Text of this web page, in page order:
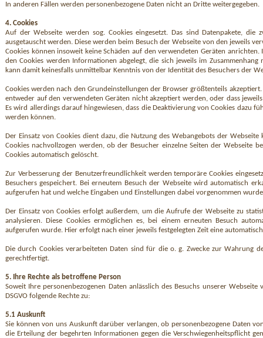
In anderen Fällen werden personenbezogene Daten nicht an Dritte weitergegeben.
4. Cookies
Auf der Webseite werden sog. Cookies eingesetzt. Das sind Datenpakete,
ausgetauscht werden. Diese werden beim Besuch der Webseite von den jeweils
Cookies können insoweit keine Schäden auf den verwendeten Geräten
den Cookies werden Informationen abgelegt, die sich jeweils im
kann damit keinesfalls unmittelbar Kenntnis von der Identität des Besuchers der
Cookies werden nach den Grundeinstellungen der Browser größtenteils
entweder auf den verwendeten Geräten nicht akzeptiert werden, oder dass
Es wird allerdings darauf hingewiesen, dass die Deaktivierung von Cookies dazu
werden können.
Der Einsatz von Cookies dient dazu, die Nutzung des Webangebots der
Cookies nachvollzogen werden, ob der Besucher einzelne Seiten der Webseite
Cookies automatisch gelöscht.
Zur Verbesserung der Benutzerfreundlichkeit werden temporäre Cookies
Besuchers gespeichert. Bei erneutem Besuch der Webseite wird automatisch
aufgerufen hat und welche Eingaben und Einstellungen dabei vorgenommen
Der Einsatz von Cookies erfolgt außerdem, um die Aufrufe der Webseite zu
analysieren. Diese Cookies ermöglichen es, bei einem erneuten Besuch
aufgerufen wurde. Hier erfolgt nach einer jeweils festgelegten Zeit eine
Die durch Cookies verarbeiteten Daten sind für die o. g. Zwecke zur Wahrung
gerechtfertigt.
5. Ihre Rechte als betroffene Person
Soweit Ihre personenbezogenen Daten anlässlich des Besuchs unserer
DSGVO folgende Rechte zu:
5.1 Auskunft
Sie können von uns Auskunft darüber verlangen, ob personenbezogene Daten
die Erteilung der begehrten Informationen gegen die Verschwiegenheitspflicht